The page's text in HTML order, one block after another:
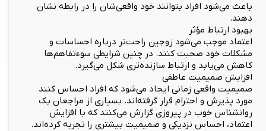
باعث می‌شود افراد بتوانند خود واقعی‌شان را در رابطه نشان
دهند.
بهبود ارتباط مؤثر
اعتماد موجب می‌شود زوجین راحت‌تر درباره احساسات و
مشکلات خود صحبت کنند. در چنین شرایطی سوءتفاهم‌ها
کاهش می‌یابد و ارتباط سازنده‌تری شکل می‌گیرد.
افزایش صمیمیت عاطفی
صمیمیت واقعی زمانی ایجاد می‌شود که افراد احساس کنند
مورد پذیرش و احترام قرار گرفته‌اند. بسیاری از مراجعان یک
روانشناس خوب در پیروزی گزارش می‌کنند که با افزایش
اعتماد، احساس نزدیکی و صمیمیت بیشتری را تجربه کرده‌اند.